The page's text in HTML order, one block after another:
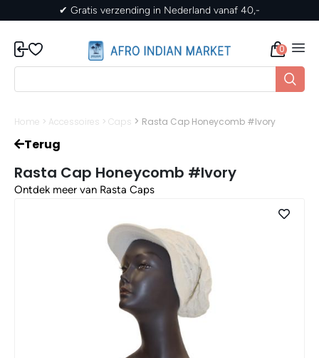
✔ Gratis verzending in Nederland vanaf 40,-
0
Home > Accessoires > Caps > Rasta Cap Honeycomb #Ivory
Terug
Rasta Cap Honeycomb #Ivory
Ontdek meer van Rasta Caps